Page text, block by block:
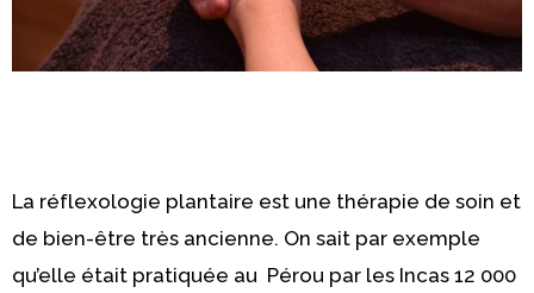
La réflexologie plantaire est une thérapie de soin et
de bien-être très ancienne. On sait par exemple
qu’elle était pratiquée au Pérou par les Incas 12 000